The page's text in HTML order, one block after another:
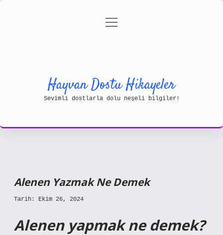
Gizlilik Politikası
menüyü
Hayvan Dostu Hikayeler
Sevimli dostlarla dolu neşeli bilgiler!
Alenen Yazmak Ne Demek
Tarih: Ekim 26, 2024
Alenen yapmak ne demek?